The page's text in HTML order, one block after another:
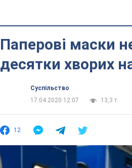
Паперові маски
десятки хворих
Суспільство
17.04.2020 12:07
13,3 т.
12